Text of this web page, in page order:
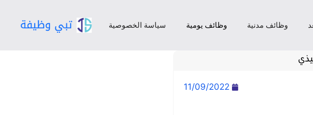
وظائف مدنية وظائف يومية سياسة الخصوصية
11/09/2022